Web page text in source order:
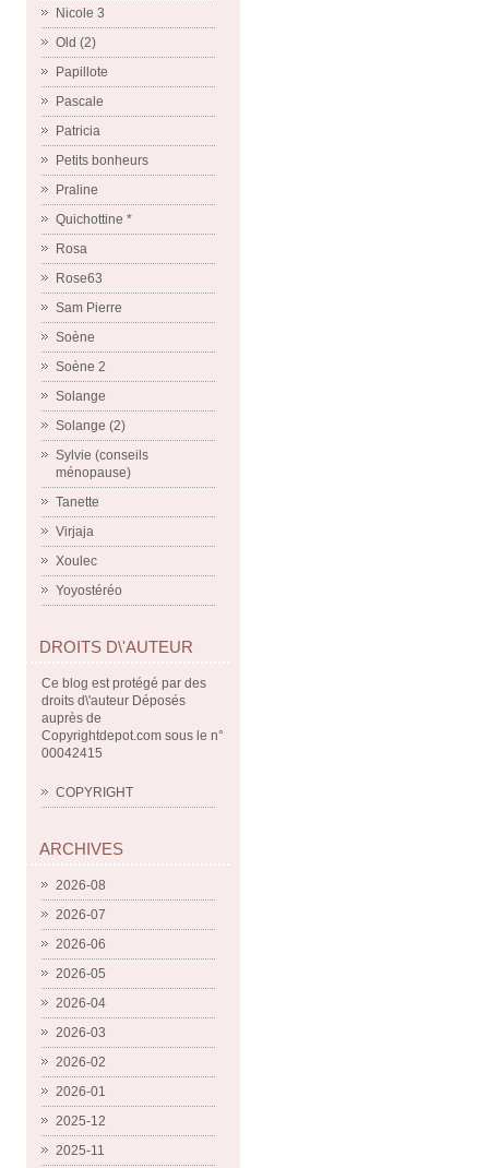
Nicole 3
Old (2)
Papillote
Pascale
Patricia
Petits bonheurs
Praline
Quichottine *
Rosa
Rose63
Sam Pierre
Soène
Soène 2
Solange
Solange (2)
Sylvie (conseils
ménopause)
Tanette
Virjaja
Xoulec
Yoyostéréo
DROITS D\'AUTEUR
Ce blog est protégé par des
droits d\'auteur Déposés
auprès de
Copyrightdepot.com sous le n°
00042415
COPYRIGHT
ARCHIVES
2026-08
2026-07
2026-06
2026-05
2026-04
2026-03
2026-02
2026-01
2025-12
2025-11